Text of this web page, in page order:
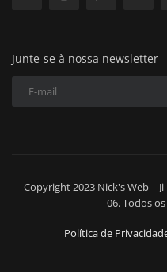
Junte-se à nossa newsletter
Copyright 2023 Nick's Web |
06. Todos
Política de